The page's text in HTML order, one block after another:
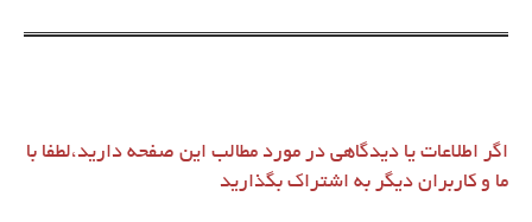
اگر اطلاعات یا دیدگاهی در مورد مطالب این صفحه دارید،لطفا با
ما و کاربران دیگر به اشتراک بگذارید